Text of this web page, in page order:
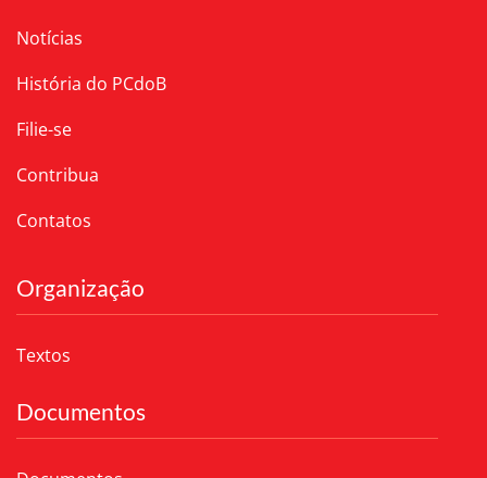
Notícias
História do PCdoB
Filie-se
Contribua
Contatos
Organização
Textos
Documentos